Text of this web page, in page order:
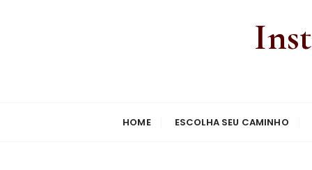
HOME ESCOLHA SEU CAMINHO